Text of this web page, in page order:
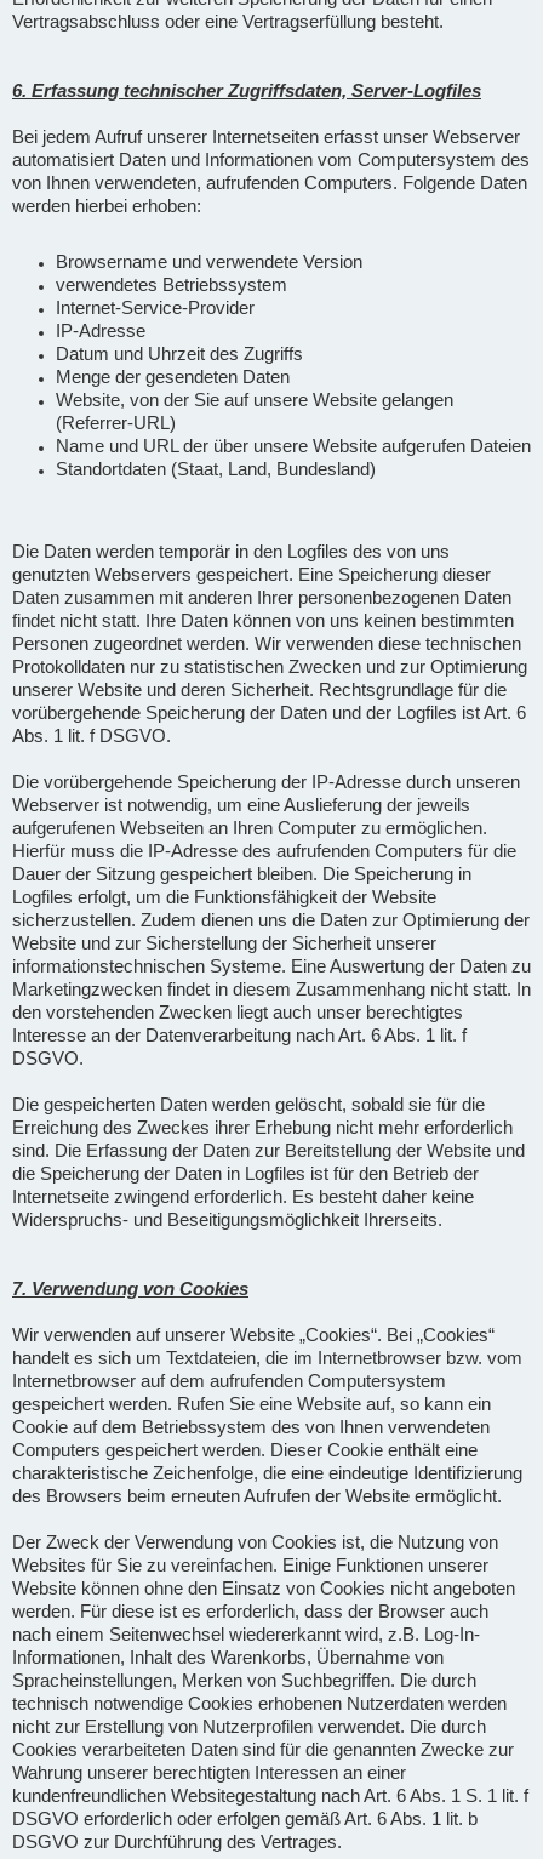
Vertragsabschluss oder eine Vertragserfüllung besteht.
6. Erfassung technischer Zugriffsdaten, Server-Logfiles
Bei jedem Aufruf unserer Internetseiten erfasst unser Webserver
automatisiert Daten und Informationen vom Computersystem des
von Ihnen verwendeten, aufrufenden Computers. Folgende Daten
werden hierbei erhoben:
Browsername und verwendete Version
verwendetes Betriebssystem
Internet-Service-Provider
IP-Adresse
Datum und Uhrzeit des Zugriffs
Menge der gesendeten Daten
Website, von der Sie auf unsere Website gelangen
(Referrer-URL)
Name und URL der über unsere Website aufgerufen Dateien
Standortdaten (Staat, Land, Bundesland)
Die Daten werden temporär in den Logfiles des von uns
genutzten Webservers gespeichert. Eine Speicherung dieser
Daten zusammen mit anderen Ihrer personenbezogenen Daten
findet nicht statt. Ihre Daten können von uns keinen bestimmten
Personen zugeordnet werden. Wir verwenden diese technischen
Protokolldaten nur zu statistischen Zwecken und zur Optimierung
unserer Website und deren Sicherheit. Rechtsgrundlage für die
vorübergehende Speicherung der Daten und der Logfiles ist Art. 6
Abs. 1 lit. f DSGVO.
Die vorübergehende Speicherung der IP-Adresse durch unseren
Webserver ist notwendig, um eine Auslieferung der jeweils
aufgerufenen Webseiten an Ihren Computer zu ermöglichen.
Hierfür muss die IP-Adresse des aufrufenden Computers für die
Dauer der Sitzung gespeichert bleiben. Die Speicherung in
Logfiles erfolgt, um die Funktionsfähigkeit der Website
sicherzustellen. Zudem dienen uns die Daten zur Optimierung der
Website und zur Sicherstellung der Sicherheit unserer
informationstechnischen Systeme. Eine Auswertung der Daten zu
Marketingzwecken findet in diesem Zusammenhang nicht statt. In
den vorstehenden Zwecken liegt auch unser berechtigtes
Interesse an der Datenverarbeitung nach Art. 6 Abs. 1 lit. f
DSGVO.
Die gespeicherten Daten werden gelöscht, sobald sie für die
Erreichung des Zweckes ihrer Erhebung nicht mehr erforderlich
sind. Die Erfassung der Daten zur Bereitstellung der Website und
die Speicherung der Daten in Logfiles ist für den Betrieb der
Internetseite zwingend erforderlich. Es besteht daher keine
Widerspruchs- und Beseitigungsmöglichkeit Ihrerseits.
7. Verwendung von Cookies
Wir verwenden auf unserer Website „Cookies“. Bei „Cookies“
handelt es sich um Textdateien, die im Internetbrowser bzw. vom
Internetbrowser auf dem aufrufenden Computersystem
gespeichert werden. Rufen Sie eine Website auf, so kann ein
Cookie auf dem Betriebssystem des von Ihnen verwendeten
Computers gespeichert werden. Dieser Cookie enthält eine
charakteristische Zeichenfolge, die eine eindeutige Identifizierung
des Browsers beim erneuten Aufrufen der Website ermöglicht.
Der Zweck der Verwendung von Cookies ist, die Nutzung von
Websites für Sie zu vereinfachen. Einige Funktionen unserer
Website können ohne den Einsatz von Cookies nicht angeboten
werden. Für diese ist es erforderlich, dass der Browser auch
nach einem Seitenwechsel wiedererkannt wird, z.B. Log-In-
Informationen, Inhalt des Warenkorbs, Übernahme von
Spracheinstellungen, Merken von Suchbegriffen. Die durch
technisch notwendige Cookies erhobenen Nutzerdaten werden
nicht zur Erstellung von Nutzerprofilen verwendet. Die durch
Cookies verarbeiteten Daten sind für die genannten Zwecke zur
Wahrung unserer berechtigten Interessen an einer
kundenfreundlichen Websitegestaltung nach Art. 6 Abs. 1 S. 1 lit. f
DSGVO erforderlich oder erfolgen gemäß Art. 6 Abs. 1 lit. b
DSGVO zur Durchführung des Vertrages.